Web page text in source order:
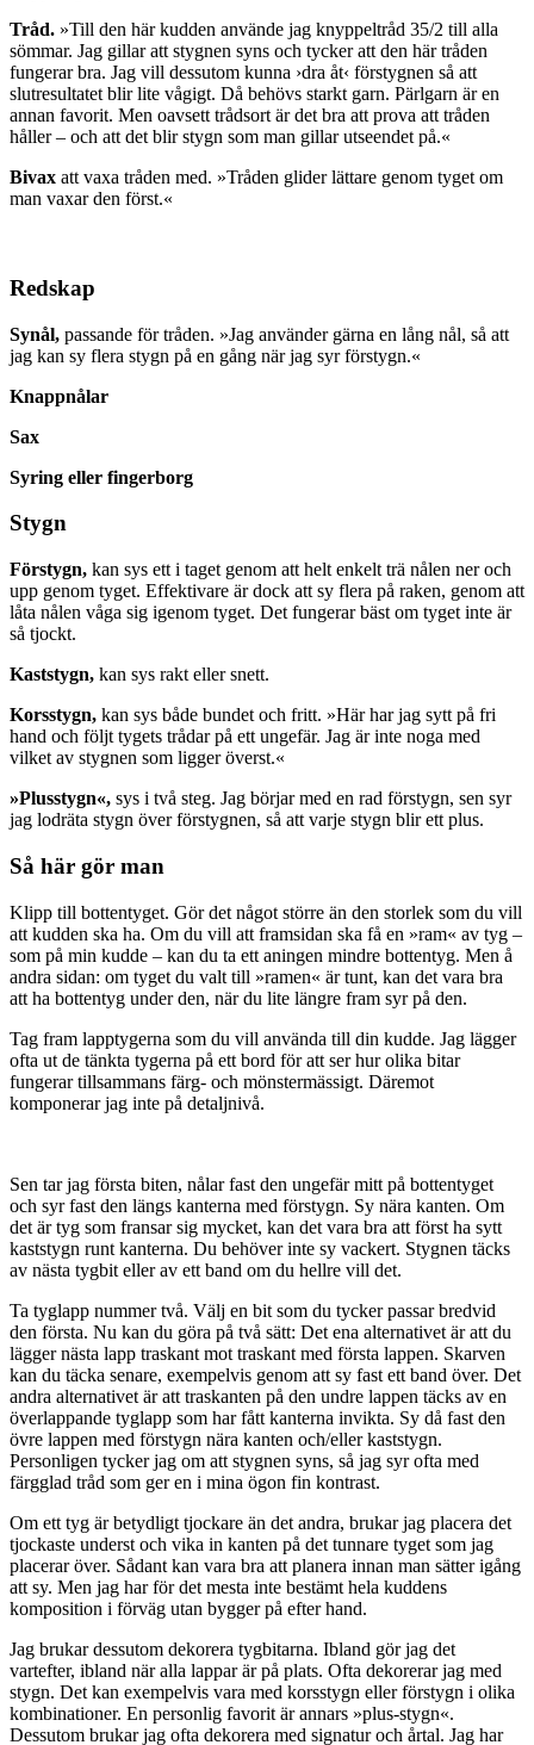
Tråd. »Till den här kudden använde jag knyppeltråd 35/2 till alla
sömmar. Jag gillar att stygnen syns och tycker att den här tråden
fungerar bra. Jag vill dessutom kunna ›dra åt‹ förstygnen så att
slutresultatet blir lite vågigt. Då behövs starkt garn. Pärlgarn är en
annan favorit. Men oavsett trådsort är det bra att prova att tråden
håller – och att det blir stygn som man gillar utseendet på.«
Bivax att vaxa tråden med. »Tråden glider lättare genom tyget om
man vaxar den först.«
Redskap
Synål, passande för tråden. »Jag använder gärna en lång nål, så att
jag kan sy flera stygn på en gång när jag syr förstygn.«
Knappnålar
Sax
Syring eller fingerborg
Stygn
Förstygn, kan sys ett i taget genom att helt enkelt trä nålen ner och
upp genom tyget. Effektivare är dock att sy flera på raken, genom att
låta nålen våga sig igenom tyget. Det fungerar bäst om tyget inte är
så tjockt.
Kaststygn, kan sys rakt eller snett.
Korsstygn, kan sys både bundet och fritt. »Här har jag sytt på fri
hand och följt tygets trådar på ett ungefär. Jag är inte noga med
vilket av stygnen som ligger överst.«
»Plusstygn«, sys i två steg. Jag börjar med en rad förstygn, sen syr
jag lodräta stygn över förstygnen, så att varje stygn blir ett plus.
Så här gör man
Klipp till bottentyget. Gör det något större än den storlek som du vill
att kudden ska ha. Om du vill att framsidan ska få en »ram« av tyg –
som på min kudde – kan du ta ett aningen mindre bottentyg. Men å
andra sidan: om tyget du valt till »ramen« är tunt, kan det vara bra
att ha bottentyg under den, när du lite längre fram syr på den.
Tag fram lapptygerna som du vill använda till din kudde. Jag lägger
ofta ut de tänkta tygerna på ett bord för att ser hur olika bitar
fungerar tillsammans färg- och mönstermässigt. Däremot
komponerar jag inte på detaljnivå.
Sen tar jag första biten, nålar fast den ungefär mitt på bottentyget
och syr fast den längs kanterna med förstygn. Sy nära kanten. Om
det är tyg som fransar sig mycket, kan det vara bra att först ha sytt
kaststygn runt kanterna. Du behöver inte sy vackert. Stygnen täcks
av nästa tygbit eller av ett band om du hellre vill det.
Ta tyglapp nummer två. Välj en bit som du tycker passar bredvid
den första. Nu kan du göra på två sätt: Det ena alternativet är att du
lägger nästa lapp traskant mot traskant med första lappen. Skarven
kan du täcka senare, exempelvis genom att sy fast ett band över. Det
andra alternativet är att traskanten på den undre lappen täcks av en
överlappande tyglapp som har fått kanterna invikta. Sy då fast den
övre lappen med förstygn nära kanten och/eller kaststygn.
Personligen tycker jag om att stygnen syns, så jag syr ofta med
färgglad tråd som ger en i mina ögon fin kontrast.
Om ett tyg är betydligt tjockare än det andra, brukar jag placera det
tjockaste underst och vika in kanten på det tunnare tyget som jag
placerar över. Sådant kan vara bra att planera innan man sätter igång
att sy. Men jag har för det mesta inte bestämt hela kuddens
komposition i förväg utan bygger på efter hand.
Jag brukar dessutom dekorera tygbitarna. Ibland gör jag det
vartefter, ibland när alla lappar är på plats. Ofta dekorerar jag med
stygn. Det kan exempelvis vara med korsstygn eller förstygn i olika
kombinationer. En personlig favorit är annars »plus-stygn«.
Dessutom brukar jag ofta dekorera med signatur och årtal. Jag har